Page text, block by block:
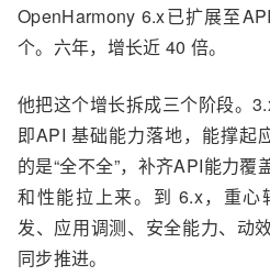
OpenHarmony 6.x已扩展至
个。六年， 增长近 40 倍。
他把这个增长拆成三个阶段。
即API 基础能力落地，能撑起
的是“全不全”， 补齐API能力覆
和性能拉上来。到 6.x，重心
发、应用调测、安全能力、动
同步推进。